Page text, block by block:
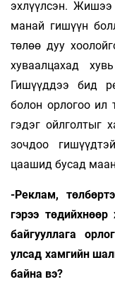
эхлүүлсэн.
манай гишүүн
төлөө дуу
хуваалцахад
Гишүүддээ бид
болон орлогоо ил
гэдэг ойлголтыг
зочдоо
цаашид бусад
-Реклам,
гэрээ төдийхнөөр
байгууллага
улсад хамгийн
байна вэ?